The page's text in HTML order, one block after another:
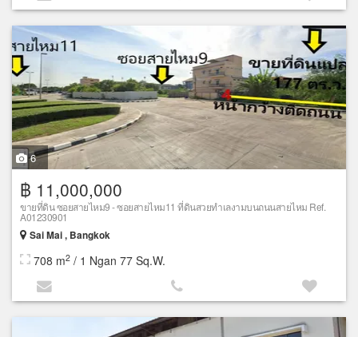
6
฿ 11,000,000
ขายที่ดิน ซอยสายไหม9 - ซอยสายไหม11 ที่ดินสวยทำเลงามบนถนนสายไหม Ref.
A01230901
Sai Mai , Bangkok
708 m2 / 1 Ngan 77 Sq.W.